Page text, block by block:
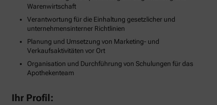
Warenwirtschaft
Verantwortung für die Einhaltung gesetzlicher und
unternehmensinterner Richtlinien
Planung und Umsetzung von Marketing- und
Verkaufsaktivitäten vor Ort
Organisation und Durchführung von Schulungen für das
Apothekenteam
Ihr Profil: